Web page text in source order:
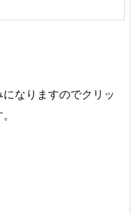
なりますのでクリッ